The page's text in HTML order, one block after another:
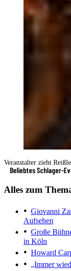
Veranstalter zieht
Beliebtes Schlager-
Alles zum
Giovanni
Aufsehen
Große
in Köln
Howard
„Immer